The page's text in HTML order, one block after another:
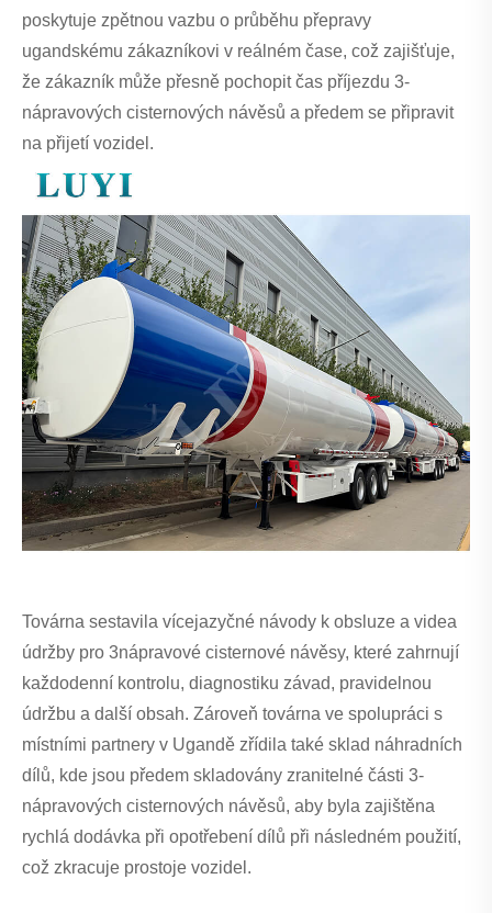
poskytuje zpětnou vazbu o průběhu přepravy
ugandskému zákazníkovi v reálném čase, což zajišťuje,
že zákazník může přesně pochopit čas příjezdu 3-
nápravových cisternových návěsů a předem se připravit
na přijetí vozidel.
Továrna sestavila vícejazyčné návody k obsluze a videa
údržby pro 3nápravové cisternové návěsy, které zahrnují
každodenní kontrolu, diagnostiku závad, pravidelnou
údržbu a další obsah. Zároveň továrna ve spolupráci s
místními partnery v Ugandě zřídila také sklad náhradních
dílů, kde jsou předem skladovány zranitelné části 3-
nápravových cisternových návěsů, aby byla zajištěna
rychlá dodávka při opotřebení dílů při následném použití,
což zkracuje prostoje vozidel.